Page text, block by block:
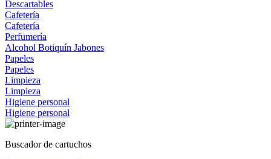
Descartables
Cafetería
Cafetería
Perfumería
Alcohol Botiquín Jabones
Papeles
Papeles
Limpieza
Limpieza
Higiene personal
Higiene personal
Buscador de cartuchos